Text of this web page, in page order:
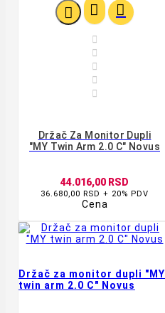
  





Držač Za Monitor Dupli
"MY Twin Arm 2.0 C" Novus
44.016,00 RSD
36.680,00 RSD + 20% PDV
Cena
Držač za monitor dupli "MY
twin arm 2.0 C" Novus